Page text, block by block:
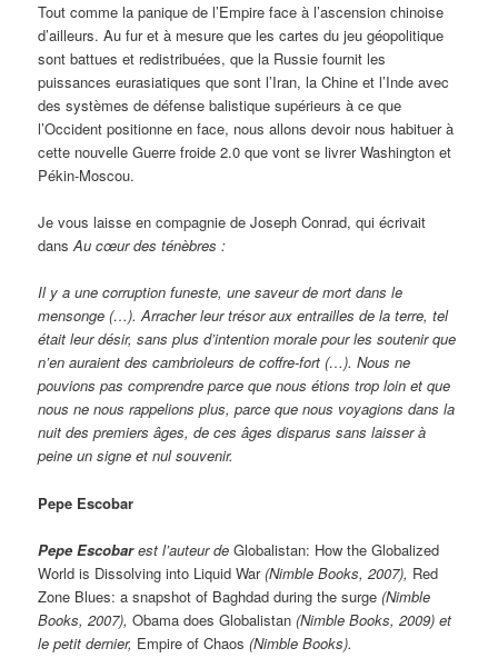
Tout comme la panique de l’Empire face à l’ascension chinoise
d’ailleurs. Au fur et à mesure que les cartes du jeu géopolitique
sont battues et redistribuées, que la Russie fournit les
puissances eurasiatiques que sont l’Iran, la Chine et l’Inde avec
des systèmes de défense balistique supérieurs à ce que
l’Occident positionne en face, nous allons devoir nous habituer à
cette nouvelle Guerre froide 2.0 que vont se livrer Washington et
Pékin-Moscou.
Je vous laisse en compagnie de Joseph Conrad, qui écrivait
dansAu cœur des ténèbres :
Il y a une corruption funeste, une saveur de mort dans le
mensonge (…). Arracher leur trésor aux entrailles de la terre, tel
était leur désir, sans plus d’intention morale pour les soutenir que
n’en auraient des cambrioleurs de coffre-fort (…). Nous ne
pouvions pas comprendre parce que nous étions trop loin et que
nous ne nous rappelions plus, parce que nous voyagions dans la
nuit des premiers âges, de ces âges disparus sans laisser à
peine un signe et nul souvenir.
Pepe Escobar
Pepe Escobarest l’auteur deGlobalistan: How the Globalized
World is Dissolving into Liquid War(Nimble Books, 2007), Red
Zone Blues: a snapshot of Baghdad during the surge (Nimble
Books, 2007),Obama does Globalistan (Nimble Books, 2009) et
le petit dernier, Empire of Chaos (Nimble Books).